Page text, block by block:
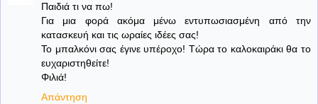
Παιδιά τι να πω!
Για μια φορά ακόμα μένω εντυπωσιασμένη από την
κατασκευή και τις ωραίες ιδέες σας!
Το μπαλκόνι σας έγινε υπέροχο! Τώρα το καλοκαιράκι θα το
ευχαριστηθείτε!
Φιλιά!
Απάντηση